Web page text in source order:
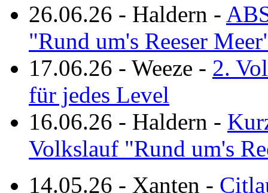
26.06.26 - Haldern -
"Rund um's Reeser
17.06.26 - Weeze - 2.
für jedes Level
16.06.26 - Haldern -
Volkslauf "Rund um's
14.05.26 - Xanten -